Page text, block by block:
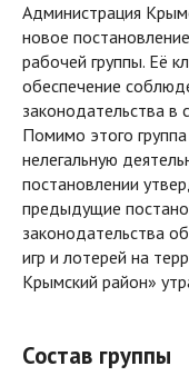
Администрация
новое
рабочей группы. Её
обеспечение
законодательства в
Помимо этого
нелегальную
постановлении
предыдущие
законодательства
игр и лотерей на
Крымский район»
Состав группы